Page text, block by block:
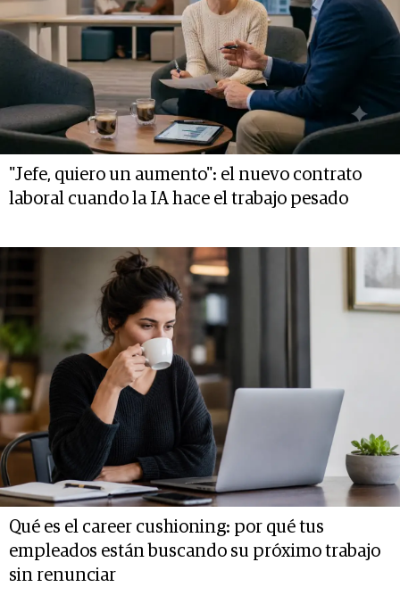
"Jefe, quiero un aumento": el nuevo contrato
laboral cuando la IA hace el trabajo pesado
Qué es el career cushioning: por qué tus
empleados están buscando su próximo trabajo
sin renunciar